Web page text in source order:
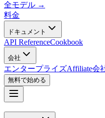
全モデル →
料金
ドキュメント
API ReferenceCookbook
会社
エンタープライズAffiliate会
無料で始める